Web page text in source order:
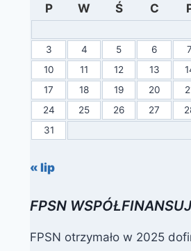
P
W Ś C
3
4 5 6 7
10
11 12 13
17
18 19 20
24
25 26 27
31
« lip
FPSN
FPSN otrzymało w 2025